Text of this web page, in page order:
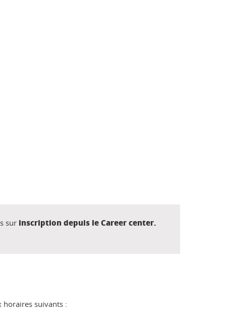
sur inscription depuis le Career center.
horaires suivants :